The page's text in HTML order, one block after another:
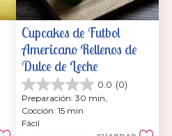
Cupcakes de Futbol
Americano Rellenos de
Dulce de Leche
0.0 (0)
0.0
de
5
estrellas.
Preparación: 30 min,
Cocción: 15 min
Fácil